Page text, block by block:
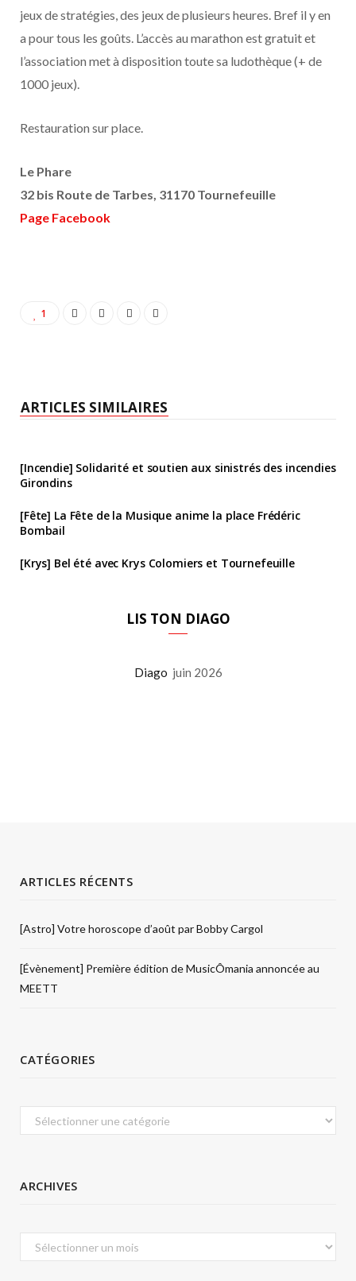
jeux de stratégies, des jeux de plusieurs heures. Bref il y en
a pour tous les goûts. L’accès au marathon est gratuit et
l’association met à disposition toute sa ludothèque (+ de
1000 jeux).
Restauration sur place.
Le Phare
32 bis Route de Tarbes, 31170 Tournefeuille
Page Facebook
1
ARTICLES SIMILAIRES
[Incendie] Solidarité et soutien aux sinistrés des incendies
Girondins
[Fête] La Fête de la Musique anime la place Frédéric
Bombail
[Krys] Bel été avec Krys Colomiers et Tournefeuille
LIS TON DIAGO
Diago juin 2026
ARTICLES RÉCENTS
[Astro] Votre horoscope d’août par Bobby Cargol
[Évènement] Première édition de MusicÔmania annoncée au
MEETT
CATÉGORIES
Catégories
ARCHIVES
Archives